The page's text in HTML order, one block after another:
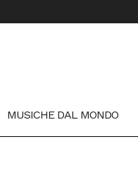
MUSICHE DAL MONDO